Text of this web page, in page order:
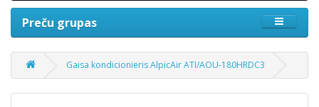
Preču grupas
Gaisa kondicionieris AlpicAir ATI/AOU-180HRDC3